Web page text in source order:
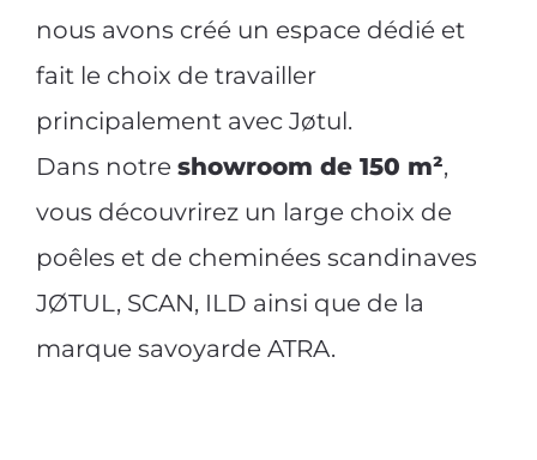
nous avons créé un espace dédié et
fait le choix de travailler
principalement avec Jøtul.
Dans notre showroom de 150 m²,
vous découvrirez un large choix de
poêles et de cheminées scandinaves
JØTUL, SCAN, ILD ainsi que de la
marque savoyarde ATRA.